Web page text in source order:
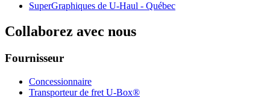
SuperGraphiques de U-Haul - Québec
Collaborez avec nous
Fournisseur
Concessionnaire
Transporteur de fret U-Box®